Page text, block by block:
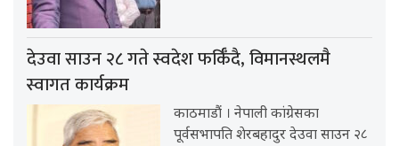
देउवा साउन २८ गते स्वदेश फर्किँदै, विमानस्थलमै
स्वागत कार्यक्रम
काठमाडौं । नेपाली कांग्रेसका
पूर्वसभापति शेरबहादुर देउवा साउन २८